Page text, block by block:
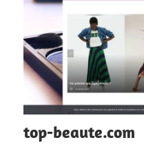
top-beaute.com